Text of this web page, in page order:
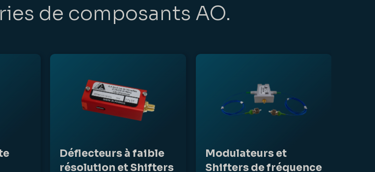
de composants AO.
Déflecteurs à faible
résolution et Shifters
Modulateurs et
Shifters de fréquence